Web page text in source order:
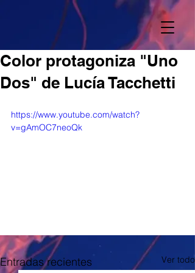
Color protagoniza "Uno
Dos" de Lucía Tacchetti
https://www.youtube.com/watch?
v=gAmOC7neoQk
Entradas recientes Ver todo